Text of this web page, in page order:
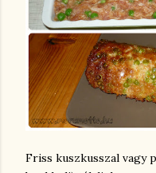
Friss kuszkusszal vagy